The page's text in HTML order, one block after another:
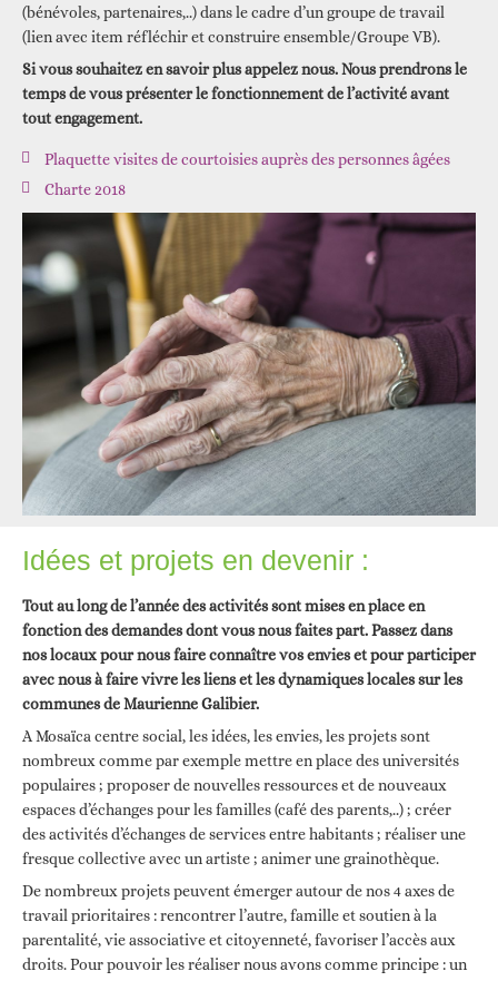
(bénévoles, partenaires,..) dans le cadre d’un groupe de travail
(lien avec item réfléchir et construire ensemble/Groupe VB).
Si vous souhaitez en savoir plus appelez nous. Nous prendrons le
temps de vous présenter le fonctionnement de l’activité avant
tout engagement.
Plaquette visites de courtoisies auprès des personnes âgées
Charte 2018
Idées et projets en devenir :
Tout au long de l’année des activités sont mises en place en
fonction des demandes dont vous nous faites part. Passez dans
nos locaux pour nous faire connaître vos envies et pour participer
avec nous à faire vivre les liens et les dynamiques locales sur les
communes de Maurienne Galibier.
A Mosaïca centre social, les idées, les envies, les projets sont
nombreux comme par exemple mettre en place des universités
populaires ; proposer de nouvelles ressources et de nouveaux
espaces d’échanges pour les familles (café des parents,..) ; créer
des activités d’échanges de services entre habitants ; réaliser une
fresque collective avec un artiste ; animer une grainothèque.
De nombreux projets peuvent émerger autour de nos 4 axes de
travail prioritaires : rencontrer l’autre, famille et soutien à la
parentalité, vie associative et citoyenneté, favoriser l’accès aux
droits. Pour pouvoir les réaliser nous avons comme principe : un